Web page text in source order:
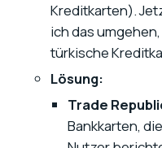
Kreditkarten).
ich das
türkische
Lösung:
Trade
Bankkarten,